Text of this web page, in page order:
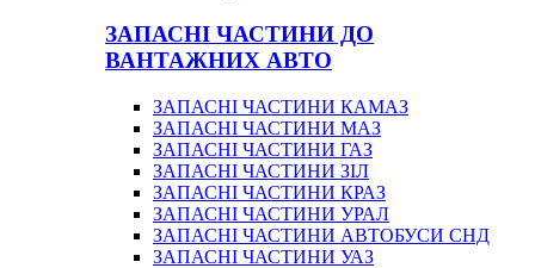
ЗАПАСНІ ЧАСТИНИ ДО
ВАНТАЖНИХ АВТО
ЗАПАСНІ ЧАСТИНИ КАМАЗ
ЗАПАСНІ ЧАСТИНИ МАЗ
ЗАПАСНІ ЧАСТИНИ ГАЗ
ЗАПАСНІ ЧАСТИНИ ЗІЛ
ЗАПАСНІ ЧАСТИНИ КРАЗ
ЗАПАСНІ ЧАСТИНИ УРАЛ
ЗАПАСНІ ЧАСТИНИ АВТОБУСИ СНД
ЗАПАСНІ ЧАСТИНИ УАЗ